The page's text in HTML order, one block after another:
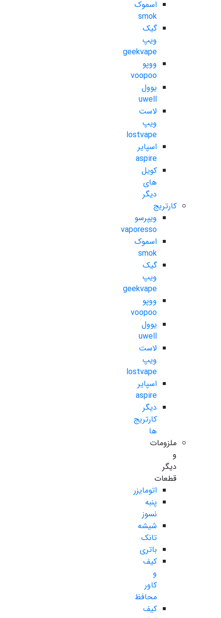
اسموک
smok
گیک
ویپ
geekvape
ووپو
voopoo
یوول
uwell
لاست
ویپ
lostvape
اسپایر
aspire
کویل
های
دیگر
کارتریج
ویپرسو
vaporesso
اسموک
smok
گیک
ویپ
geekvape
ووپو
voopoo
یوول
uwell
لاست
ویپ
lostvape
اسپایر
aspire
دیگر
کارتریج
ها
ملزومات
و
دیگر
قطعات
اتومایزر
پنبه
نسوز
شیشه
تانک
باتری
کیف
و
کاور
محافظ
کیف